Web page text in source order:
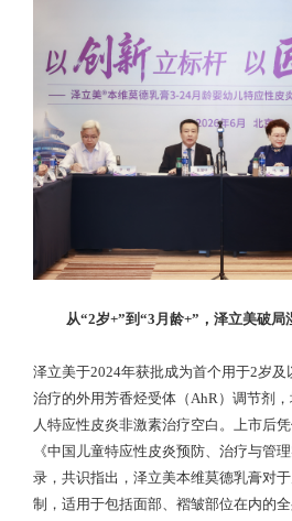
从“2岁+”到“3月龄+”，泽立美破局
泽立美于2024年获批成为首个用于2岁
治疗的外用芳香烃受体（AhR）调节剂
人特应性皮炎非激素治疗空白。上市后
《中国儿童特应性皮炎预防、治疗与管
录，共识指出，泽立美本维莫德乳膏对
制，适用于包括面部、褶皱部位在内的